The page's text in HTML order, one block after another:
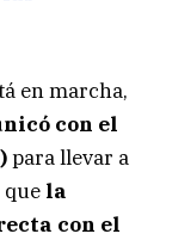
en marcha,
con el
para llevar a
que la
con el